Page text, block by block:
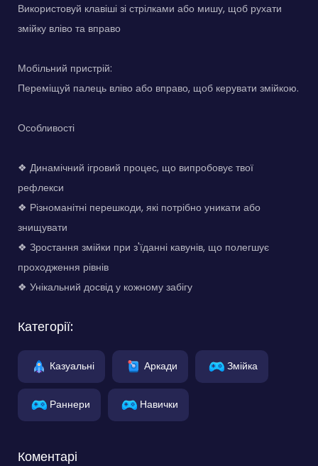
Використовуй клавіші зі стрілками або мишу, щоб рухати
змійку вліво та вправо
Мобільний пристрій:
Переміщуй палець вліво або вправо, щоб керувати змійкою.
Особливості
❖ Динамічний ігровий процес, що випробовує твої
рефлекси
❖ Різноманітні перешкоди, які потрібно уникати або
знищувати
❖ Зростання змійки при з'їданні кавунів, що полегшує
проходження рівнів
❖ Унікальний досвід у кожному забігу
Категорії:
Казуальні Аркади Змійка
Раннери Навички
Коментарі